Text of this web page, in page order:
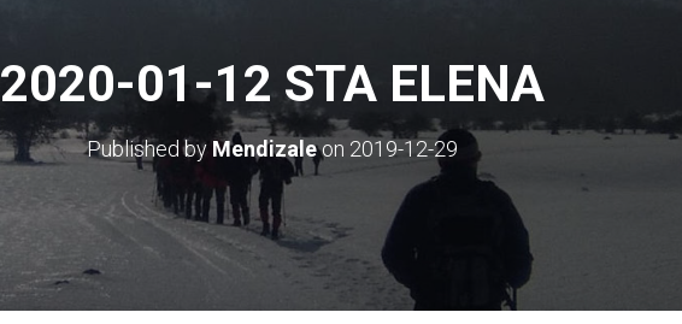
2020-01-12 STA ELENA
Published by Mendizaleon 2019-12-29